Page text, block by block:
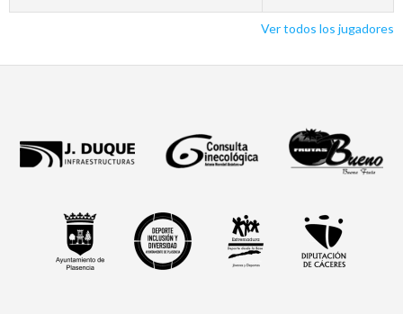
Ver todos los jugadores